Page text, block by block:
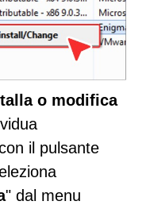
o modifica
il pulsante
" dal menu